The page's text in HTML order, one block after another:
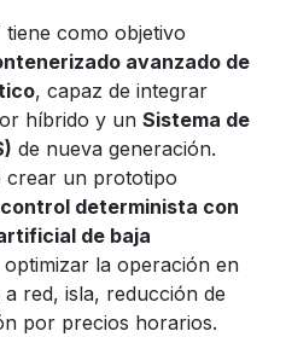
como objetivo
avanzado de
, capaz de integrar
híbrido y un Sistema de
de nueva generación.
crear un prototipo
control determinista con
de baja
la operación en
red, isla, reducción de
por precios horarios.